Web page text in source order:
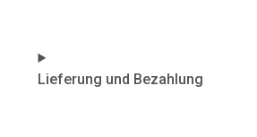
Lieferung und Bezahlung